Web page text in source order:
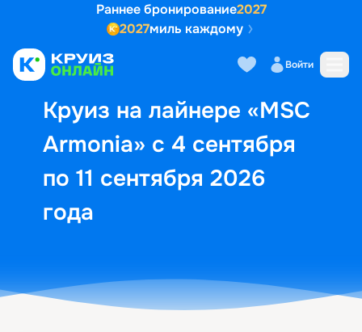
Раннее бронирование2027
2027миль каждому
Войти
Круиз на лайнере «MSC
Armonia» с 4 сентября
по 11 сентября 2026
года
Выбор кают Маршрут и